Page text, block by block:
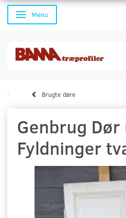
Skifte navigation
Menu
Brugte døre
Genbrug
Fyldninger